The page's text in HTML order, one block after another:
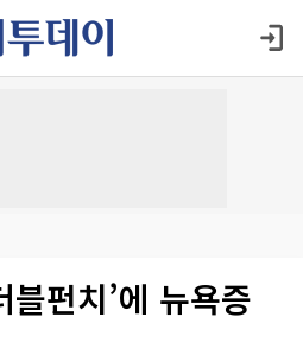
블펀치’에 뉴욕증